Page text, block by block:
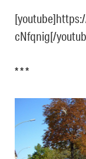
cNfqnig[/
* * *